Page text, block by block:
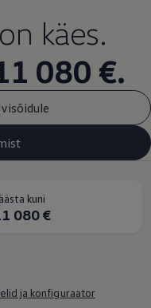
käes.
080 €.
kuni
080 €
ja konfiguraator